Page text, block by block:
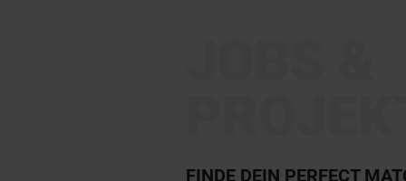
FINDE DEIN PERFECT